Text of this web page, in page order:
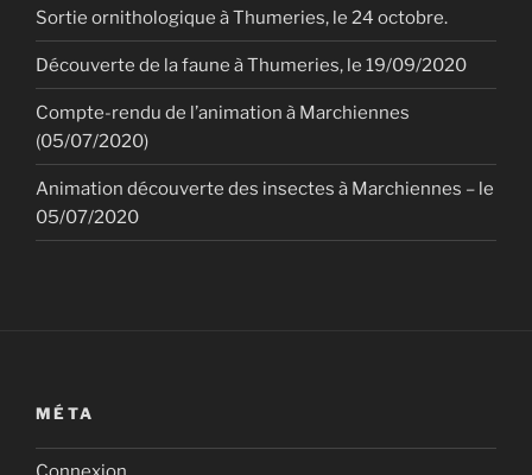
Sortie ornithologique à Thumeries, le 24 octobre.
Découverte de la faune à Thumeries, le 19/09/2020
Compte-rendu de l’animation à Marchiennes
(05/07/2020)
Animation découverte des insectes à Marchiennes – le
05/07/2020
MÉTA